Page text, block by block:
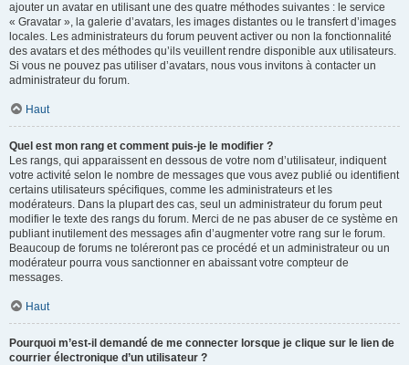
ajouter un avatar en utilisant une des quatre méthodes suivantes : le service
« Gravatar », la galerie d’avatars, les images distantes ou le transfert d’images
locales. Les administrateurs du forum peuvent activer ou non la fonctionnalité
des avatars et des méthodes qu’ils veuillent rendre disponible aux utilisateurs.
Si vous ne pouvez pas utiliser d’avatars, nous vous invitons à contacter un
administrateur du forum.
Haut
Quel est mon rang et comment puis-je le modifier ?
Les rangs, qui apparaissent en dessous de votre nom d’utilisateur, indiquent
votre activité selon le nombre de messages que vous avez publié ou identifient
certains utilisateurs spécifiques, comme les administrateurs et les
modérateurs. Dans la plupart des cas, seul un administrateur du forum peut
modifier le texte des rangs du forum. Merci de ne pas abuser de ce système en
publiant inutilement des messages afin d’augmenter votre rang sur le forum.
Beaucoup de forums ne toléreront pas ce procédé et un administrateur ou un
modérateur pourra vous sanctionner en abaissant votre compteur de
messages.
Haut
Pourquoi m’est-il demandé de me connecter lorsque je clique sur le lien de
courrier électronique d’un utilisateur ?